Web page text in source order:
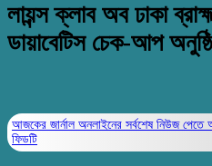
লায়ন্স ক্লাব অব ঢাকা
ডায়াবেটিস চেক-আপ
আজকের জার্নাল অনলাইনের সর্বশেষ নিউজ
ফিডটি